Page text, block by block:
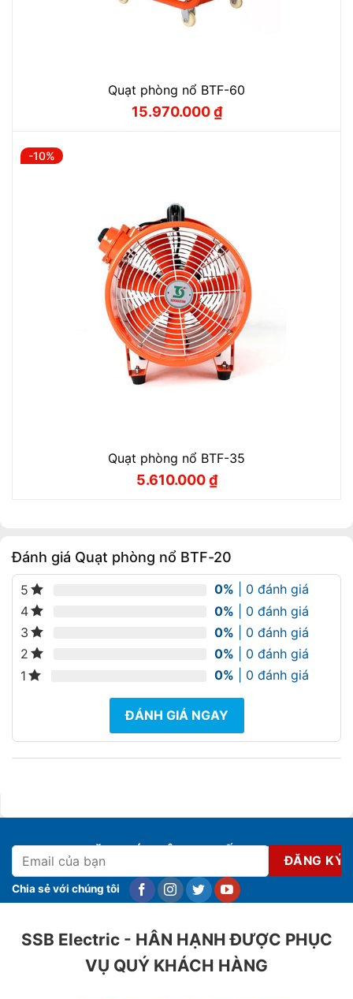
Quạt phòng nổ BTF-60
Giá
15.970.000₫
Giá
-10%
Quạt phòng nổ BTF-35
Giá
5.610.000₫
Giá
Đánh giá Quạt phòng nổ BTF-20
5 0% | 0 đánh giá
4
0% | 0 đánh giá
3
0% | 0 đánh giá
2
0% | 0 đánh giá
1
0% | 0 đánh giá
ĐÁNH GIÁ NGAY
ĐĂNG KÝ NHẬN KHUYẾN MẠI
Chia sẻ với chúng tôi
SSB Electric - HÂN HẠNH ĐƯỢC PHỤC
VỤ QUÝ KHÁCH HÀNG